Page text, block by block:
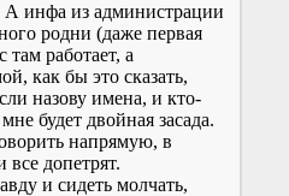
инфа из администрации
родни (даже первая
работает, а
как бы это сказать,
назову имена, и кто-
будет двойная засада.
напрямую, в
допетрят.
и сидеть молчать,